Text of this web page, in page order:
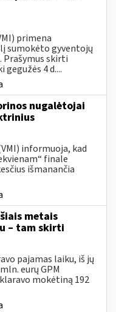
primena
sumokėto gyventojų
Prašymus skirti
4 d....
nugalėtojai
informuoja, kad
finale
išmanančia
metais
– tam skirti
pajamas laiku, iš jų
eurų GPM
mokėtiną 192